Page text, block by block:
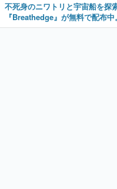
不死身のニワトリと宇宙船を探
『Breathedge』が無料で配布